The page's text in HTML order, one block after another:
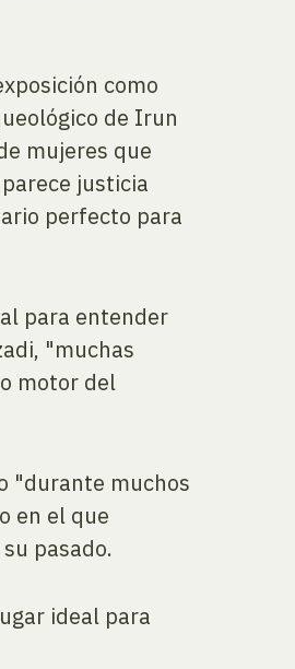
como
de Irun
mujeres que
justicia
perfecto para
para entender
"muchas
motor del
"durante muchos
en el que
pasado.
ideal para